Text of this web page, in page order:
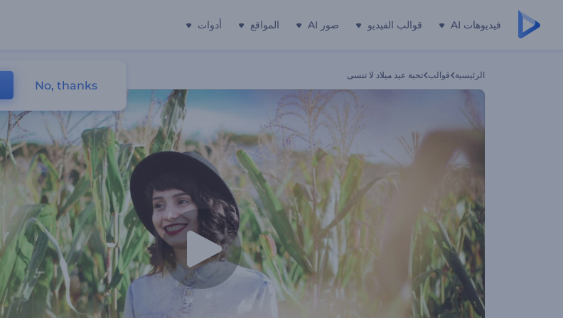
فيديوهات AI قوالب الفيديو صور AI المواقع أدوات
الرئيسية قوالب تحية عيد ميلاد لا تنسى
No, thanks